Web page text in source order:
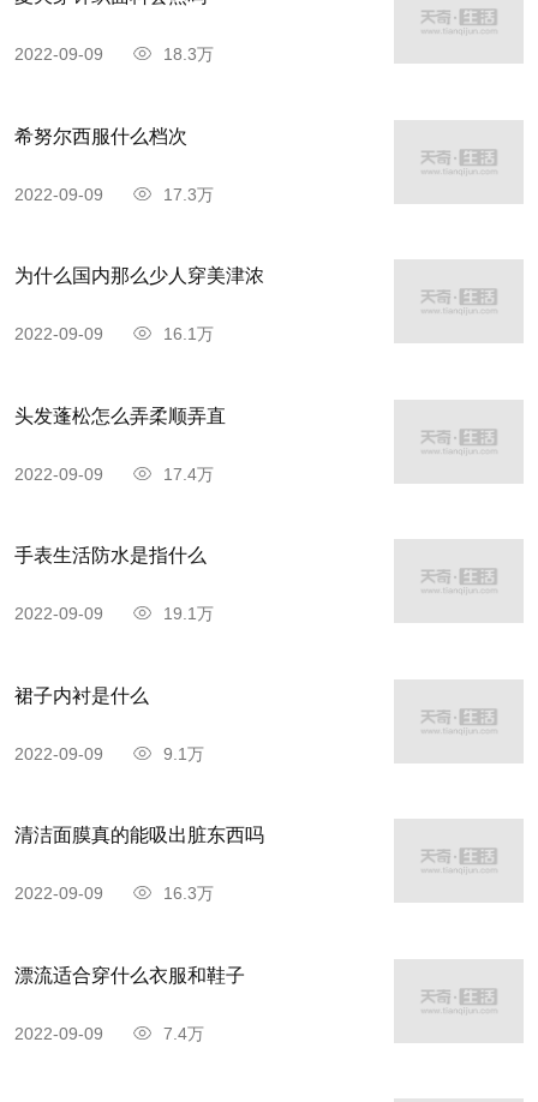
2022-09-09 18.3万
希努尔西服什么档次
2022-09-09 17.3万
为什么国内那么少人穿美津浓
2022-09-09 16.1万
头发蓬松怎么弄柔顺弄直
2022-09-09 17.4万
手表生活防水是指什么
2022-09-09 19.1万
裙子内衬是什么
2022-09-09 9.1万
清洁面膜真的能吸出脏东西吗
2022-09-09 16.3万
漂流适合穿什么衣服和鞋子
2022-09-09 7.4万